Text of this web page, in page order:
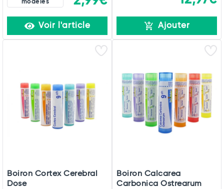
modèles
Voir l'article Ajouter
Boiron Cortex Cerebral
Dose
Boiron Calcarea
Carbonica Ostrearum